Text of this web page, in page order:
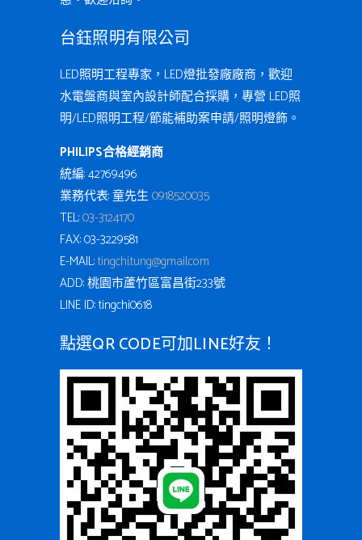
台鈺照明有限公司
LED照明工程專家，LED燈批發廠廠商，歡迎
水電盤商與室內設計師配合採購，專營 LED照
明/LED照明工程/節能補助案申請/照明燈飾。
PHILIPS合格經銷商
統編: 42769496
業務代表: 童先生0918520035
TEL:03-3124170
FAX: 03-3229581
E-MAIL:tingchi.tung@gmail.com
ADD: 桃園市蘆竹區富昌街233號
LINE ID: tingchi0618
點選QR CODE可加LINE好友！